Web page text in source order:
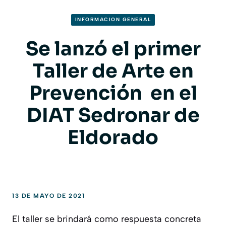
INFORMACION GENERAL
Se lanzó el primer
Taller de Arte en
Prevención en el
DIAT Sedronar de
Eldorado
13 DE MAYO DE 2021
El taller se brindará como respuesta concreta